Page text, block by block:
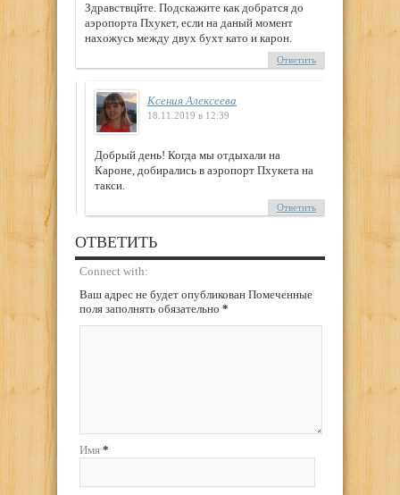
Здравствцйте. Подскажите как добратся до
аэропорта Пхукет, если на даный момент
нахожусь между двух бухт като и карон.
Ответить
Ксения Алексеева
18.11.2019 в 12:39
Добрый день! Когда мы отдыхали на
Кароне, добирались в аэропорт Пхукета на
такси.
Ответить
ОТВЕТИТЬ
Connect with:
Ваш адрес не будет опубликован Помеченные
поля заполнять обязательно *
Имя *